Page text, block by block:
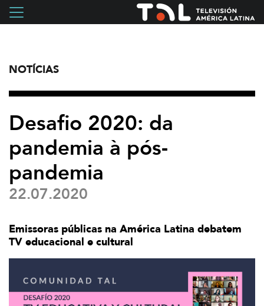
NOTÍCIAS
Desafio 2020: da
pandemia à pós-
pandemia
22.07.2020
Emissoras públicas na América Latina debatem
TV educacional e cultural